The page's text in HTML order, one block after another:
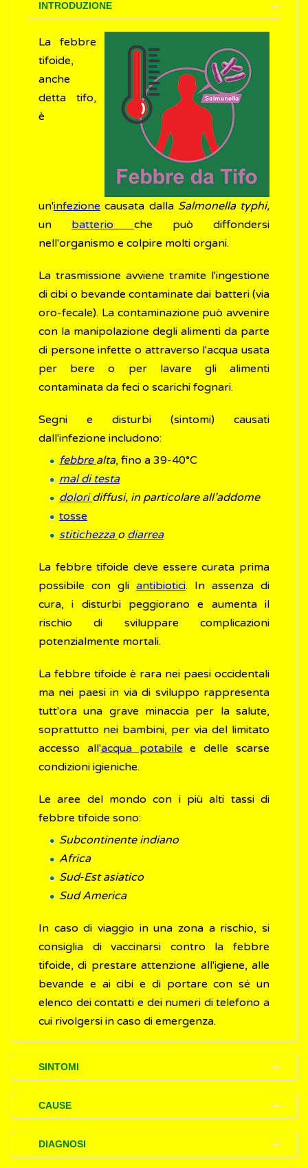
INTRODUZIONE
La febbre
tifoide,
anche
detta tifo,
è
un'infezione causata dalla Salmonella typhi,
un batterio che può diffondersi
nell'organismo e colpire molti organi.
La trasmissione avviene tramite l'ingestione
di cibi o bevande contaminate dai batteri (via
oro-fecale). La contaminazione può avvenire
con la manipolazione degli alimenti da parte
di persone infette o attraverso l'acqua usata
per bere o per lavare gli alimenti
contaminata da feci o scarichi fognari.
Segni e disturbi (sintomi) causati
dall'infezione includono:
febbre alta, fino a 39-40°C
mal di testa
doloridiffusi, in particolare all’addome
tosse
stitichezza o diarrea
La febbre tifoide deve essere curata prima
possibile con gli antibiotici. In assenza di
cura, i disturbi peggiorano e aumenta il
rischio di sviluppare complicazioni
potenzialmente mortali.
La febbre tifoide è rara nei paesi occidentali
ma nei paesi in via di sviluppo rappresenta
tutt'ora una grave minaccia per la salute,
soprattutto nei bambini, per via del limitato
accesso all'acqua potabile e delle scarse
condizioni igieniche.
Le aree del mondo con i più alti tassi di
febbre tifoide sono:
Subcontinente indiano
Africa
Sud-Est asiatico
Sud America
In caso di viaggio in una zona a rischio, si
consiglia di vaccinarsi contro la febbre
tifoide, di prestare attenzione all'igiene, alle
bevande e ai cibi e di portare con sé un
elenco dei contatti e dei numeri di telefono a
cui rivolgersi in caso di emergenza.
SINTOMI
I disturbi (sintomi) della febbre tifoide, di
solito, si sviluppano dopo 1 o 2 settimane di
incubazione e includono:
CAUSE
La febbre tifoide è causata dal batterio
Salmonella typhi. Si tratta di unbatterio
DIAGNOSI